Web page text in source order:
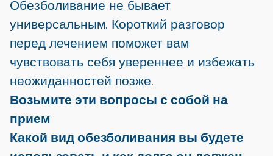
Обезболивание не бывает
универсальным. Короткий разговор
перед лечением поможет вам
чувствовать себя увереннее и избежать
неожиданностей позже.
Возьмите эти вопросы с собой на
прием
Какой вид обезболивания вы будете